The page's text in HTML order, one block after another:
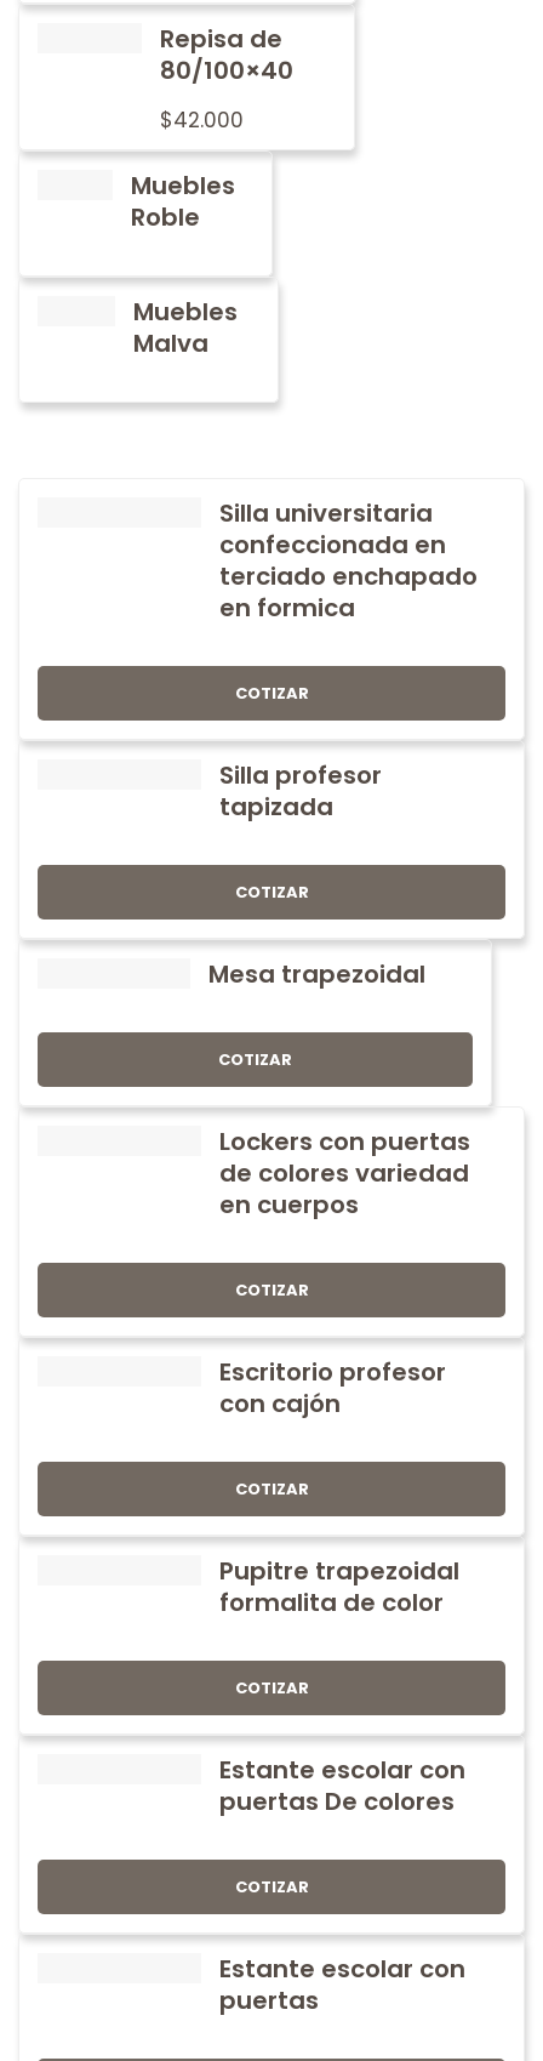
Repisa de
80/100×40
$42.000
Muebles
Roble
Muebles
Malva
Silla universitaria
confeccionada en
terciado enchapado
en formica
COTIZAR
Silla profesor
tapizada
COTIZAR
Mesa trapezoidal
COTIZAR
Lockers con puertas
de colores variedad
en cuerpos
COTIZAR
Escritorio profesor
con cajón
COTIZAR
Pupitre trapezoidal
formalita de color
COTIZAR
Estante escolar con
puertas De colores
COTIZAR
Estante escolar con
puertas